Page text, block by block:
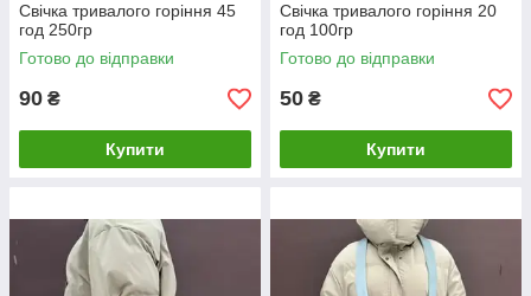
Свічка тривалого горіння 45
год 250гр
Готово до відправки
90 ₴
Купити
Свічка тривалого горіння 20
год 100гр
Готово до відправки
50 ₴
Купити